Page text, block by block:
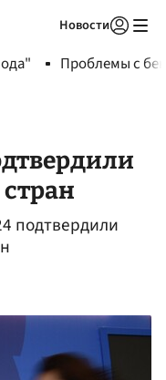
Новости
Проблемы с
подтвердили